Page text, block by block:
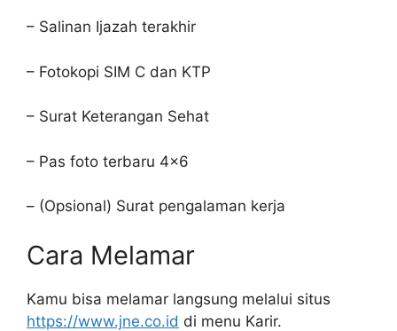
– Salinan Ijazah terakhir
– Fotokopi SIM C dan KTP
– Surat Keterangan Sehat
– Pas foto terbaru 4×6
– (Opsional) Surat pengalaman kerja
Cara Melamar
Kamu bisa melamar langsung melalui situs
https://www.jne.co.id di menu Karir.